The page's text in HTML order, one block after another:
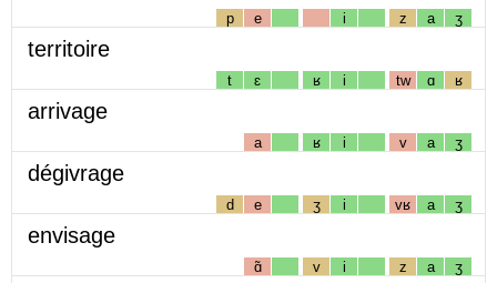
p e i z a ʒ
territoire
t ɛ ʁ i tw ɑ ʁ
arrivage
a ʁ i v a ʒ
dégivrage
d e ʒ i vʁ a ʒ
envisage
ɑ̃ v i z a ʒ